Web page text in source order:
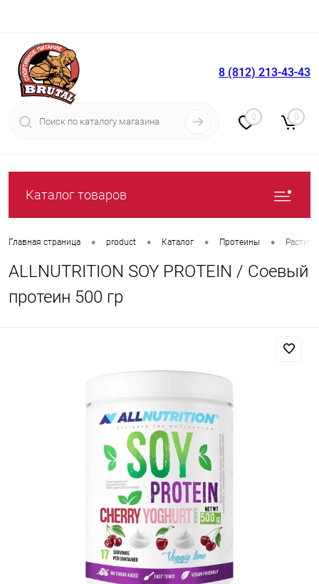
Вход Регистрация
8 (812) 213-43-43
0 0
Каталог товаров
Главная страница • product • Каталог • Протеины •
ALLNUTRITION SOY PROTEIN / Соевый
протеин 500 гр